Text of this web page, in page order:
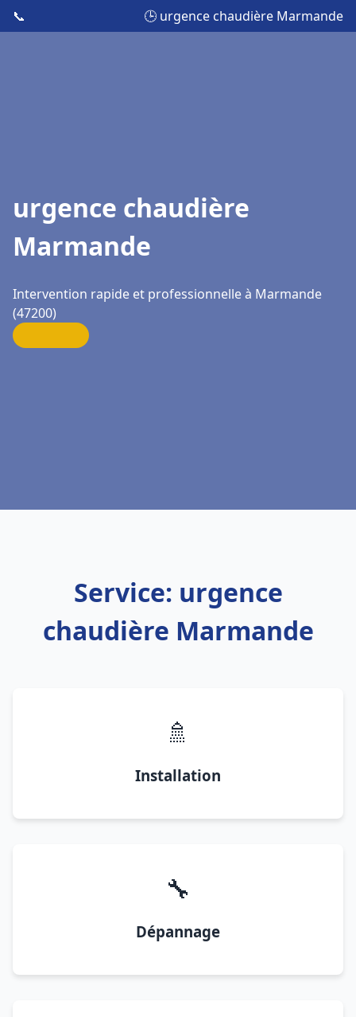
📞 🕒 urgence chaudière Marmande
urgence chaudière
Marmande
Intervention rapide et professionnelle à Marmande
(47200)
Service: urgence
chaudière Marmande
🚿
Installation
🔧
Dépannage